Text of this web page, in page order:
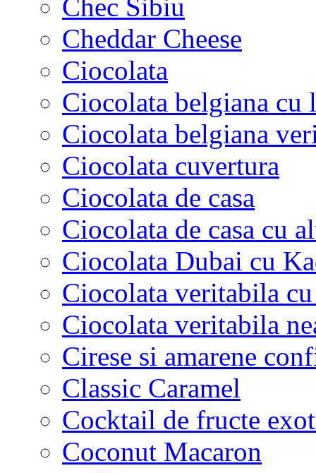
Chec Sibiu
Cheddar Cheese
Ciocolata
Ciocolata belgiana cu
Ciocolata belgiana
Ciocolata cuvertura
Ciocolata de casa
Ciocolata de casa cu
Ciocolata Dubai cu
Ciocolata veritabila
Ciocolata veritabila
Cirese si amarene
Classic Caramel
Cocktail de fructe
Coconut Macaron